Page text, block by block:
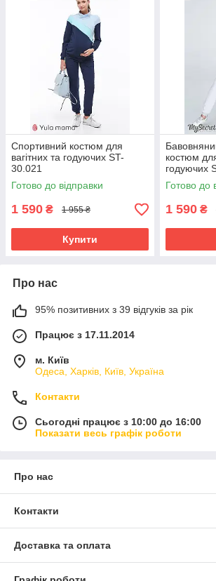
Спортивний костюм для
вагітних та годуючих ST-
30.021
Готово до відправки
1 590 ₴ 1 955 ₴
Купити
костюм
годуючих
Готово до
1 590 ₴
Про нас
95% позитивних з 39 відгуків за рік
Працює з 17.11.2014
м. Київ
Одеса, Харків, Київ, Україна
Контакти
Сьогодні працює з 10:00 до 16:00
Показати весь графік роботи
Про нас
Контакти
Доставка та оплата